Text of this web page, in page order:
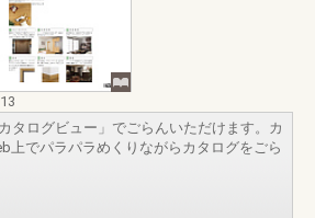
13
タログビュー」でごらんいただけます。カ
上でパラパラめくりながらカタログをごら